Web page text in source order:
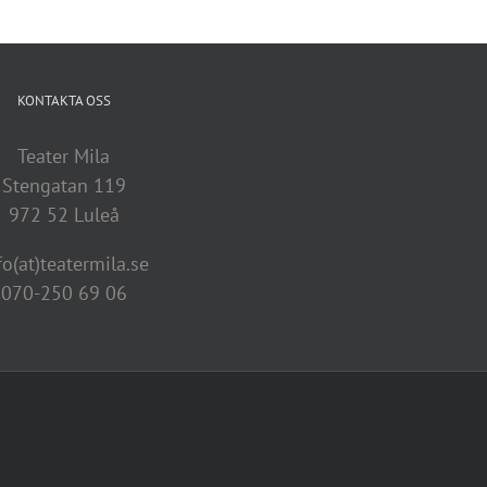
KONTAKTA OSS
Teater Mila
Stengatan 119
972 52 Luleå
070-250 69 06